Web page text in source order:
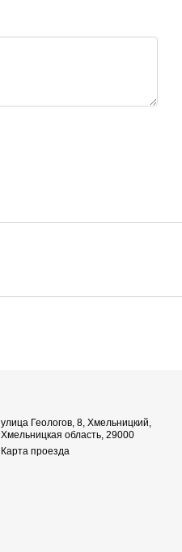
улица Геологов, 8, Хмельницкий,
Хмельницкая область, 29000
Карта проезда